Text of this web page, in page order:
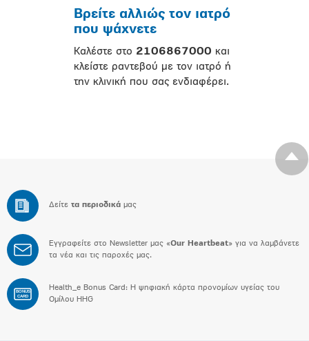
Βρείτε αλλιώς τον ιατρό
που ψάχνετε
Καλέστε στο 2106867000 και
κλείστε ραντεβού με τον ιατρό ή
την κλινική που σας ενδιαφέρει.
Δείτε τα περιοδικά μας
Εγγραφείτε στο Newsletter μας «Our Heartbeat» για να λαμβάνετε
τα νέα και τις παροχές μας.
BONUS
CARD
Health_e Bonus Card: H ψηφιακή κάρτα προνομίων υγείας του
Ομίλου HHG